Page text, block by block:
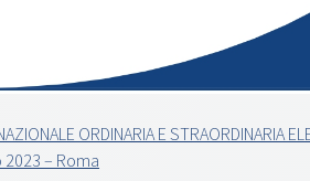
ORDINARIA E STRAORDINARIA
– Roma